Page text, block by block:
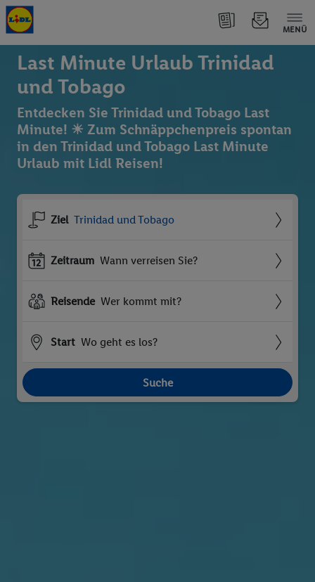
MENÜ
Last Minute Urlaub Trinidad
und Tobago
Entdecken Sie Trinidad und Tobago Last
Minute! ☀ Zum Schnäppchenpreis spontan
in den Trinidad und Tobago Last Minute
Urlaub mit Lidl Reisen!
Ziel Trinidad und Tobago
Zeitraum Wann verreisen Sie?
Reisende Wer kommt mit?
Start Wo geht es los?
Suche